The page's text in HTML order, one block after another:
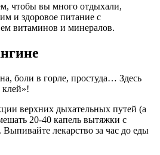
чтобы вы много отдыхали,
и здоровое питание с
витаминов и минералов.
боли в горле, простуда… Здесь
верхних дыхательных путей (а
20-40 капель вытяжки с
лекарство за час до еды